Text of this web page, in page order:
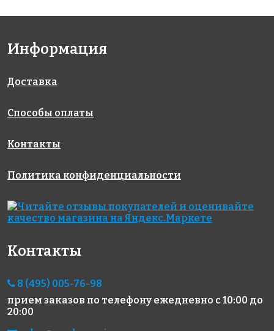
5593 руб./м²
313x495
6664 руб./м²
AKE186
Испания
313x495
AKE191
Испания
313x495
AKE184
Испания
313x495
Информация
Доставка
Способы оплаты
Контакты
Политика конфиденциальности
Контакты
8 (495) 005-76-98
прием заказов по телефону ежедневно с 10:00 до
20:00